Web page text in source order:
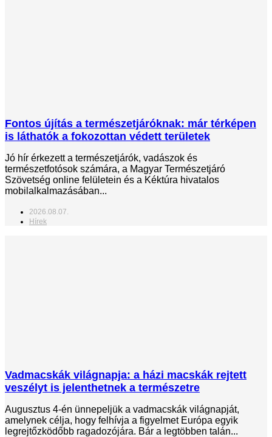
Fontos újítás a természetjáróknak: már térképen
is láthatók a fokozottan védett területek
Jó hír érkezett a természetjárók, vadászok és
természetfotósok számára, a Magyar Természetjáró
Szövetség online felületein és a Kéktúra hivatalos
mobilalkalmazásában...
2026.08.07.
Hírek
Vadmacskák világnapja: a házi macskák rejtett
veszélyt is jelenthetnek a természetre
Augusztus 4-én ünnepeljük a vadmacskák világnapját,
amelynek célja, hogy felhívja a figyelmet Európa egyik
legrejtőzködőbb ragadozójára. Bár a legtöbben talán...